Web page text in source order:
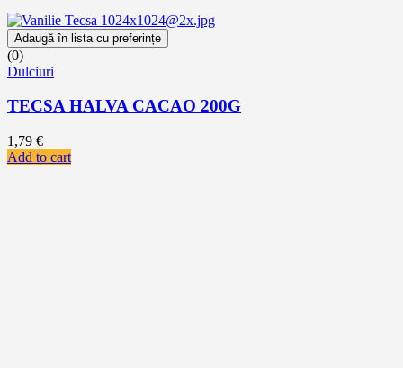
Adaugă în lista cu preferințe
(0)
Dulciuri
TECSA HALVA CACAO 200G
1,79 €
Add to cart